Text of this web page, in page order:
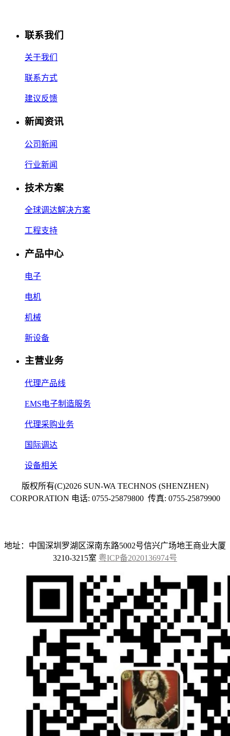
联系我们
关于我们
联系方式
建议反馈
新闻资讯
公司新闻
行业新闻
技术方案
全球调达解决方案
工程支持
产品中心
电子
电机
机械
新设备
主营业务
代理产品线
EMS电子制造服务
代理采购业务
国际调达
设备相关
版权所有(C)2026 SUN-WA TECHNOS (SHENZHEN)
CORPORATION 电话: 0755-25879800 传真: 0755-25879900
地址：中国深圳罗湖区深南东路5002号信兴广场地王商业大厦
3210-3215室 粤ICP备2020136974号